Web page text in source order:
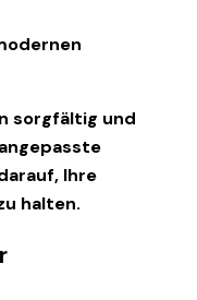
sorgfältig und
Ihre
halten.